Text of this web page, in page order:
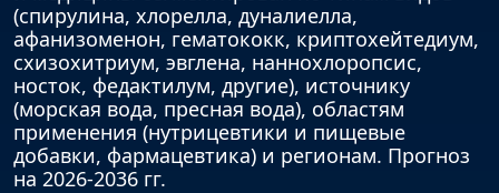
(спирулина, хлорелла, дуналиелла,
афанизоменон, гематококк, криптохейтедиум,
схизохитриум, эвглена, наннохлоропсис,
носток, федактилум, другие), источнику
(морская вода, пресная вода), областям
применения (нутрицевтики и пищевые
добавки, фармацевтика) и регионам. Прогноз
на 2026-2036 гг.